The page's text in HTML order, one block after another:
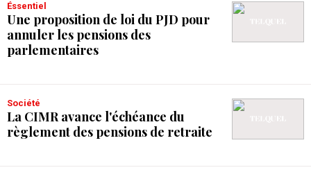
Éssentiel
Une proposition de loi du PJD pour
annuler les pensions des
parlementaires
Société
La CIMR avance l'échéance du
règlement des pensions de retraite